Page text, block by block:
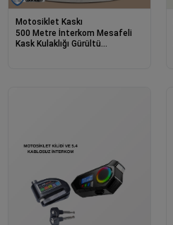
Motosiklet Kaskı
500 Metre İnterkom Mesafeli
Kask Kulaklığı Gürültü